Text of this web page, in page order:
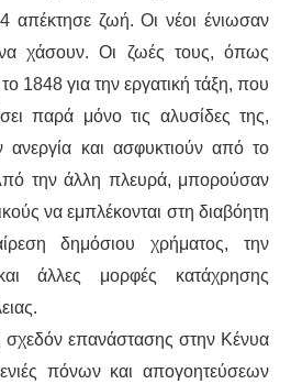
απέκτησε ζωή. Οι νέοι ένιωσαν
να χάσουν. Οι ζωές τους, όπως
1848 για την εργατική τάξη, που
παρά μόνο τις αλυσίδες της,
ανεργία και ασφυκτιούν από το
την άλλη πλευρά, μπορούσαν
να εμπλέκονται στη διαβόητη
δημόσιου χρήματος, την
άλλες μορφές κατάχρησης
σχεδόν επανάστασης στην Κένυα
πόνων και απογοητεύσεων